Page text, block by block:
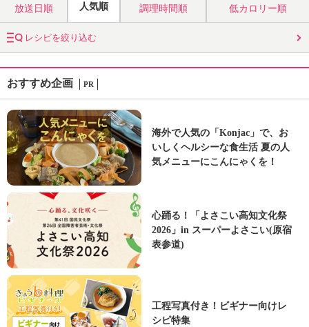
放送日順 人気順 調理時間順 低カロリー順
レシピを絞り込む
おすすめ企画 PR
海外で人気の「Konjac」で、お
いしくヘルシーな食生活 夏の人
気メニューにこんにゃくを！
心踊る！「よさこい高知文化祭
2026」in スーパーよさこい(原宿
表参道)
工程写真付き！ビギナー向けレ
シピ特集